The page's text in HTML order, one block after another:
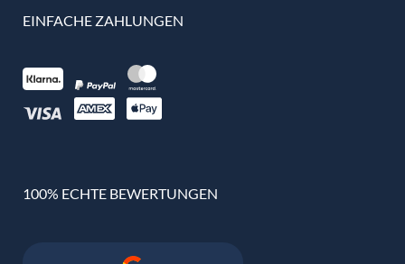
EINFACHE ZAHLUNGEN
100% ECHTE BEWERTUNGEN